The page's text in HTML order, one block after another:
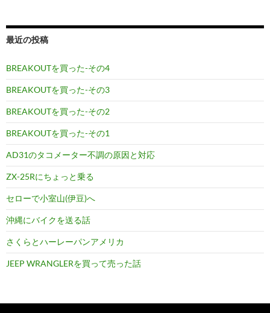
最近の投稿
BREAKOUTを買った-その4
BREAKOUTを買った-その3
BREAKOUTを買った-その2
BREAKOUTを買った-その1
AD31のタコメーター不調の原因と対応
ZX-25Rにちょっと乗る
セローで小室山(伊豆)へ
沖縄にバイクを送る話
さくらとハーレーパンアメリカ
JEEP WRANGLERを買って売った話